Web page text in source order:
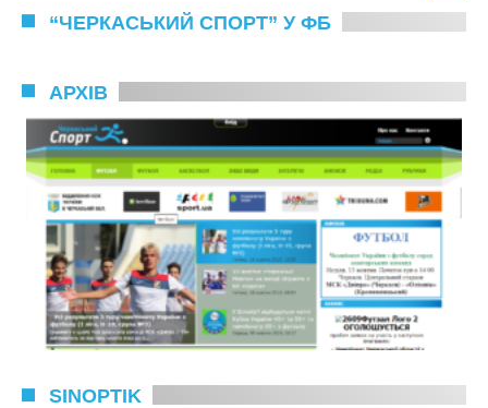
“ЧЕРКАСЬКИЙ СПОРТ” У ФБ
АРХІВ
SINOPTIK